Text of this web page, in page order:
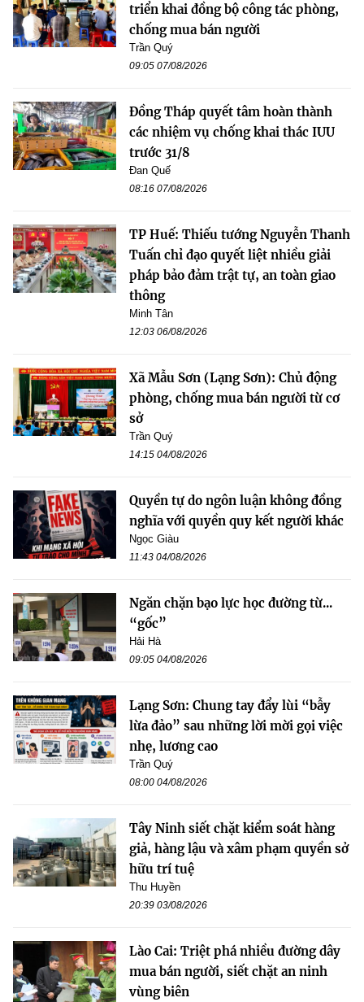
triển khai đồng bộ công tác phòng,
chống mua bán người
Trần Quý
09:05 07/08/2026
Đồng Tháp quyết tâm hoàn thành
các nhiệm vụ chống khai thác IUU
trước 31/8
Đan Quế
08:16 07/08/2026
TP Huế: Thiếu tướng Nguyễn Thanh
Tuấn chỉ đạo quyết liệt nhiều giải
pháp bảo đảm trật tự, an toàn giao
thông
Minh Tân
12:03 06/08/2026
Xã Mẫu Sơn (Lạng Sơn): Chủ động
phòng, chống mua bán người từ cơ
sở
Trần Quý
14:15 04/08/2026
Quyền tự do ngôn luận không đồng
nghĩa với quyền quy kết người khác
Ngọc Giàu
11:43 04/08/2026
Ngăn chặn bạo lực học đường từ...
“gốc”
Hải Hà
09:05 04/08/2026
Lạng Sơn: Chung tay đẩy lùi “bẫy
lừa đảo” sau những lời mời gọi việc
nhẹ, lương cao
Trần Quý
08:00 04/08/2026
Tây Ninh siết chặt kiểm soát hàng
giả, hàng lậu và xâm phạm quyền sở
hữu trí tuệ
Thu Huyền
20:39 03/08/2026
Lào Cai: Triệt phá nhiều đường dây
mua bán người, siết chặt an ninh
vùng biên